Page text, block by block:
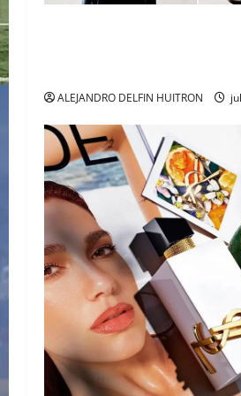
ALEJANDRO DELFIN HUITRON